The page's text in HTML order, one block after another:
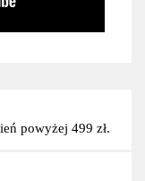
powyżej 499 zł.